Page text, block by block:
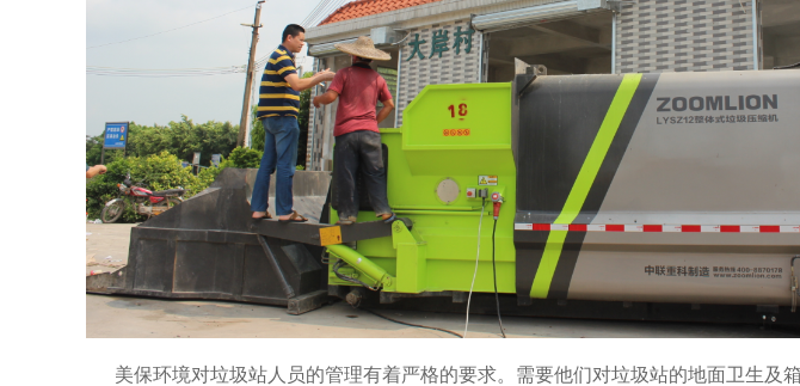
美保环境对垃圾站人员的管理有着严格的要求。需要他们对垃圾站的地面卫生及箱